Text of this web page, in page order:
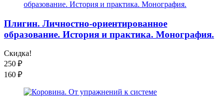
Плигин. Личностно-ориентированное
образование. История и практика. Монография.
Скидка!
250 ₽
160 ₽